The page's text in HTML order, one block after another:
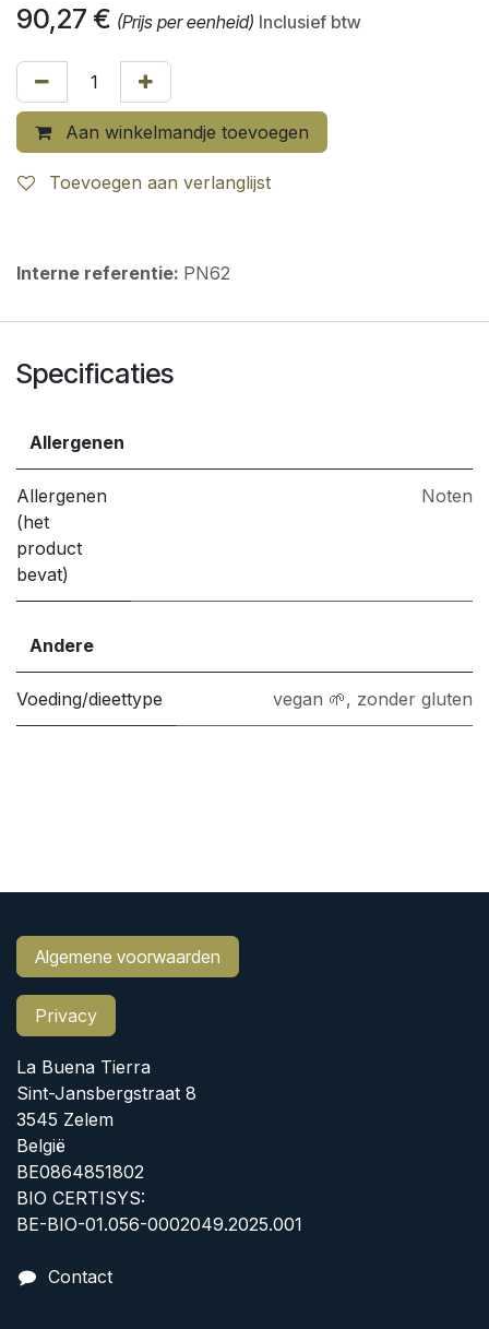
90,27 € (Prijs per eenheid) Inclusief btw
Aan winkelmandje toevoegen
Toevoegen aan verlanglijst
Interne referentie: PN62
Specificaties
Allergenen
Allergenen
(het
product
bevat)
Noten
Andere
Voeding/dieettype vegan 🌱, zonder gluten
Algemene voorwaarden
Privacy
La Buena Tierra
Sint-Jansbergstraat 8
3545 Zelem
België
BE0864851802
BIO CERTISYS:
BE-BIO-01.056-0002049.2025.001
Contact